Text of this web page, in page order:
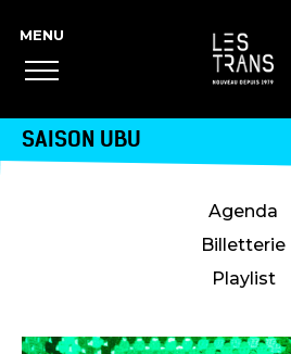
SAISON UBU
Agenda
Billetterie
Playlist